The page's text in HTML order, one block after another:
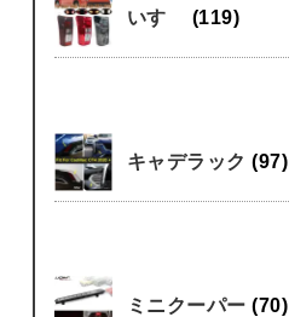
いすゞ (119)
キャデラック(97)
ミニクーパー(70)